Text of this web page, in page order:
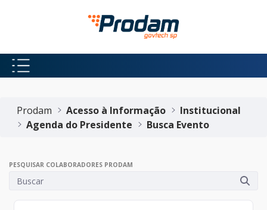
Pular para o Conteúdo principal
Prodam
Acesso à Informação
Institucional
Agenda do Presidente
Busca Evento
PESQUISAR COLABORADORES PRODAM